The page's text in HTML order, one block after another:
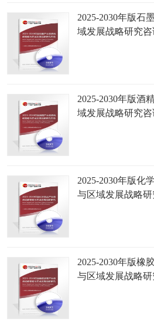
2025-2030年版石
域发展战略研究
2025-2030年版酒
域发展战略研究
2025-2030年版化
与区域发展战略
2025-2030年版橡
与区域发展战略